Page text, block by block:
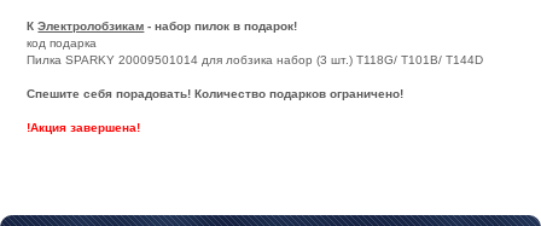
КЭлектролобзикам - набор пилок в подарок!
код подарка
Пилка SPARKY 20009501014 для лобзика набор (3 шт.) Т118G/ T101B/ T144D
Спешите себя порадовать! Количество подарков ограничено!
!Акция завершена!